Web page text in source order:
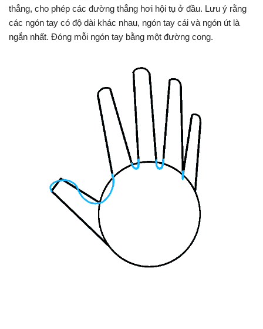
thẳng, cho phép các đường thẳng hơi hội tụ ở đầu. Lưu ý rằng
các ngón tay có độ dài khác nhau, ngón tay cái và ngón út là
ngắn nhất. Đóng mỗi ngón tay bằng một đường cong.